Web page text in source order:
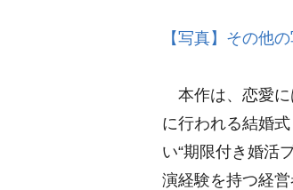
【写真】その他
本作は、恋愛に
に行われる結婚
い“期限付き婚活
演経験を持つ経